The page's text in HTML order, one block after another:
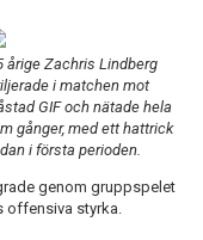
årige Zachris Lindberg
i matchen mot
GIF och nätade hela
gånger, med ett hattrick
i första perioden.
genom gruppspelet
offensiva styrka.